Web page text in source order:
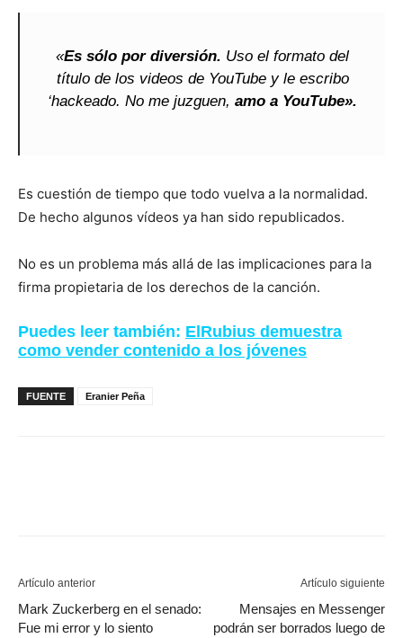
«Es sólo por diversión. Uso el formato del
título de los videos de YouTube y le escribo
‘hackeado. No me juzguen, amo a YouTube».
Es cuestión de tiempo que todo vuelva a la normalidad.
De hecho algunos vídeos ya han sido republicados.
No es un problema más allá de las implicaciones para la
firma propietaria de los derechos de la canción.
Puedes leer también: ElRubius demuestra
como vender contenido a los jóvenes
FUENTE Eranier Peña
Artículo anterior
Mark Zuckerberg en el senado:
Fue mi error y lo siento
Artículo siguiente
Mensajes en Messenger
podrán ser borrados luego de